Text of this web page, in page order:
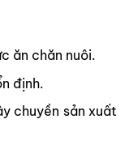
ăn chăn nuôi.
định.
chuyền sản xuất